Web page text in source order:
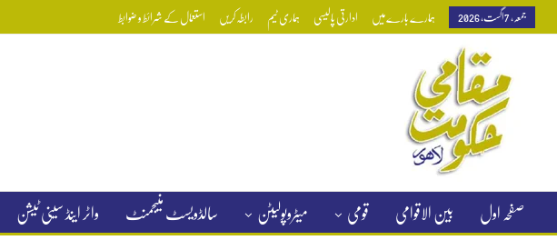
جمعہ, 7 اگست, 2026 ہمارے بارے میں ادارتی پالیسی ہماری ٹیم رابطہ کریں استعمال کے شرائط و ضوابط
صفحہ اول بین الاقوامی قومی میٹروپولیٹن سالڈویسٹ منیجمنٹ واٹر اینڈ سینی ٹیشن